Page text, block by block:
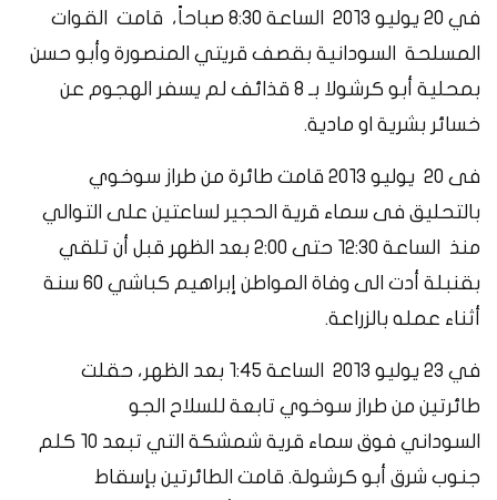
في ٢٠ يوليو ٢٠١٣ الساعة ٨:٣٠ صباحاً، قامت القوات
المسلحة السودانية بقصف قريتي المنصورة وأبو حسن
بمحلية أبو كرشولا بـ ٨ قذائف لم يسفر الهجوم عن
خسائر بشرية او مادية.
فى ٢٠ يوليو ٢٠١٣ قامت طائرة من طراز سوخوي
بالتحليق فى سماء قرية الحجير لساعتين على التوالي
منذ الساعة ١٢:٣٠ حتى ٢:٠٠ بعد الظهر قبل أن تلقي
بقنبلة أدت الى وفاة المواطن إبراهيم كباشي ٦٠ سنة
أثناء عمله بالزراعة.
في ٢٣ يوليو ٢٠١٣ الساعة ١:٤٥ بعد الظهر، حقلت
طائرتين من طراز سوخوي تابعة للسلاح الجو
السوداني فوق سماء قرية شمشكة التي تبعد ١٠ كلم
جنوب شرق أبو كرشولة. قامت الطائرتين بإسقاط